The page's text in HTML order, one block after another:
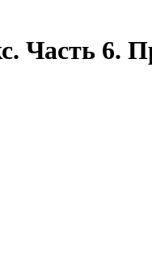
Часть 6.